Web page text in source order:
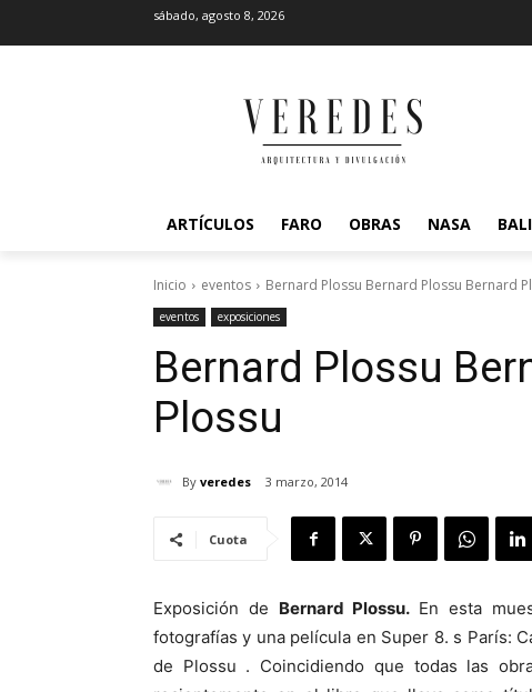
sábado, agosto 8, 2026
ARTÍCULOS FARO OBRAS NASA
Inicio eventos Bernard Plossu Bernard Plossu Bernard
eventos exposiciones
Bernard Plossu
Plossu
By veredes 3 marzo, 2014
Cuota
Exposición de Bernard Plossu. En esta
fotografías y una película en Super 8. s París:
de Plossu . Coincidiendo que todas las